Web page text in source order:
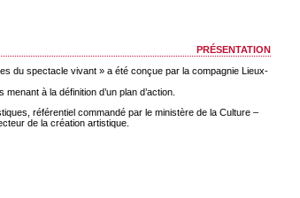
présentation
du spectacle vivant » a été conçue par la compagnie Lieux-
à la définition d’un plan d’action.
référentiel commandé par le ministère de la Culture –
de la création artistique.